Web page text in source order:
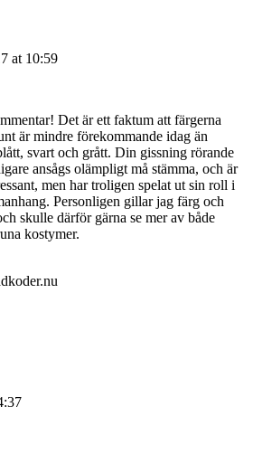
at 10:59
Det är ett faktum att färgerna
är mindre förekommande idag än
svart och grått. Din gissning rörande
ansågs olämpligt må stämma, och är
men har troligen spelat ut sin roll i
Personligen gillar jag färg och
skulle därför gärna se mer av både
kostymer.